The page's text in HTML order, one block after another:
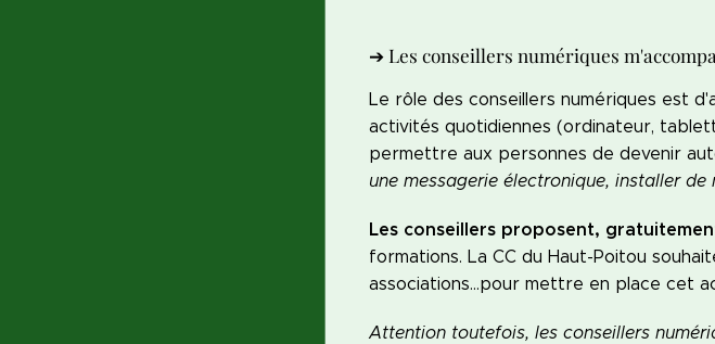
➔ Les conseillers numériques
Le rôle des conseillers numériques est
activités quotidiennes (ordinateur,
permettre aux personnes de devenir
une messagerie électronique, installer de
Les conseillers proposent,
formations. La CC du Haut-Poitou
associations…pour mettre en place cet
Attention toutefois, les conseillers